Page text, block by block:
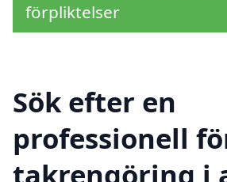
förpliktelser
Sök efter en
professionell